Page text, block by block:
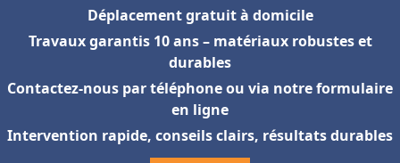
Déplacement gratuit à domicile
Travaux garantis 10 ans – matériaux robustes et
durables
Contactez-nous par téléphone ou via notre formulaire
en ligne
Intervention rapide, conseils clairs, résultats durables